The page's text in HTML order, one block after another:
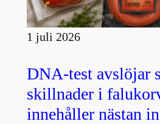
1 juli 2026
DNA-test avslöjar
skillnader i
innehåller nästan